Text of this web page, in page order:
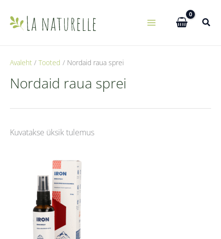
Avaleht Tooted Nordaid raua sprei
Nordaid raua sprei
Kuvatakse üksik tulemus